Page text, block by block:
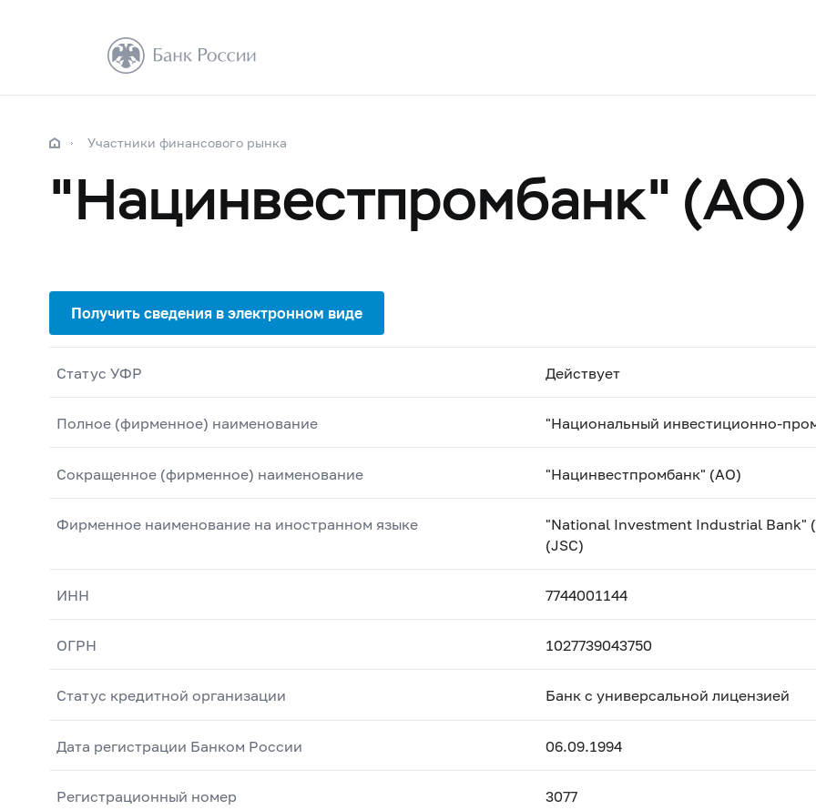
Участники финансового рынка
"Нацинвестпромбанк" (АО)
Статус УФР Действует
Полное (фирменное) наименование "Национальный инвестиционно-
Сокращенное (фирменное) наименование "Нацинвестпромбанк" (АО)
Фирменное наименование на иностранном языке
"National Investment Industrial Bank"
(JSC)
ИНН 7744001144
ОГРН 1027739043750
Статус кредитной организации Банк с универсальной лицензией
Дата регистрации Банком России 06.09.1994
Регистрационный номер 3077